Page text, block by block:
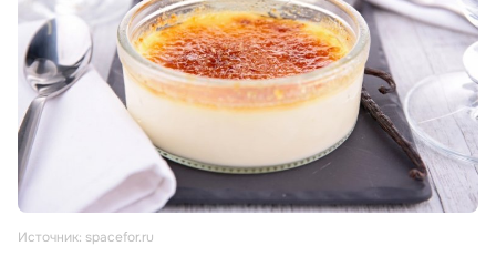
Источник: spacefor.ru